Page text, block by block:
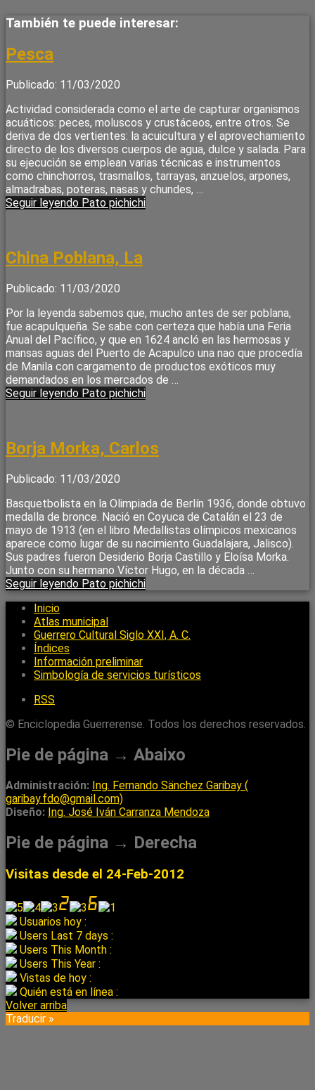
También te puede interesar:
Pesca
Publicado: 11/03/2020
Actividad considerada como el arte de capturar organismos
acuáticos: peces, moluscos y crustáceos, entre otros. Se
deriva de dos vertientes: la acuicultura y el aprovechamiento
directo de los diversos cuerpos de agua, dulce y salada. Para
su ejecución se emplean varias técnicas e instrumentos
como chinchorros, trasmallos, tarrayas, anzuelos, arpones,
almadrabas, poteras, nasas y chundes, …
Seguir leyendo Pato pichichi
China Poblana, La
Publicado: 11/03/2020
Por la leyenda sabemos que, mucho antes de ser poblana,
fue acapulqueña. Se sabe con certeza que había una Feria
Anual del Pacífico, y que en 1624 ancló en las hermosas y
mansas aguas del Puerto de Acapulco una nao que procedía
de Manila con cargamento de productos exóticos muy
demandados en los mercados de …
Seguir leyendo Pato pichichi
Borja Morka, Carlos
Publicado: 11/03/2020
Basquetbolista en la Olimpiada de Berlín 1936, donde obtuvo
medalla de bronce. Nació en Coyuca de Catalán el 23 de
mayo de 1913 (en el libro Medallistas olímpicos mexicanos
aparece como lugar de su nacimiento Guadalajara, Jalisco).
Sus padres fueron Desiderio Borja Castillo y Eloísa Morka.
Junto con su hermano Víctor Hugo, en la década …
Seguir leyendo Pato pichichi
Inicio
Atlas municipal
Guerrero Cultural Siglo XXI, A. C.
Índices
Información preliminar
Simbología de servicios turísticos
RSS
© Enciclopedia Guerrerense. Todos los derechos reservados.
Pie de página → Abaixo
Administración: Ing. Fernando Sänchez Garibay (
garibay.fdo@gmail.com)
Diseño: Ing. José Iván Carranza Mendoza
Pie de página → Derecha
Visitas desde el 24-Feb-2012
Usuarios hoy :
Users Last 7 days :
Users This Month :
Users This Year :
Vistas de hoy :
Quién está en línea :
Volver arriba
Traducir »